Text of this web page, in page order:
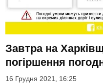
Завтра на
погіршення
16 Грудня 2021, 16:25